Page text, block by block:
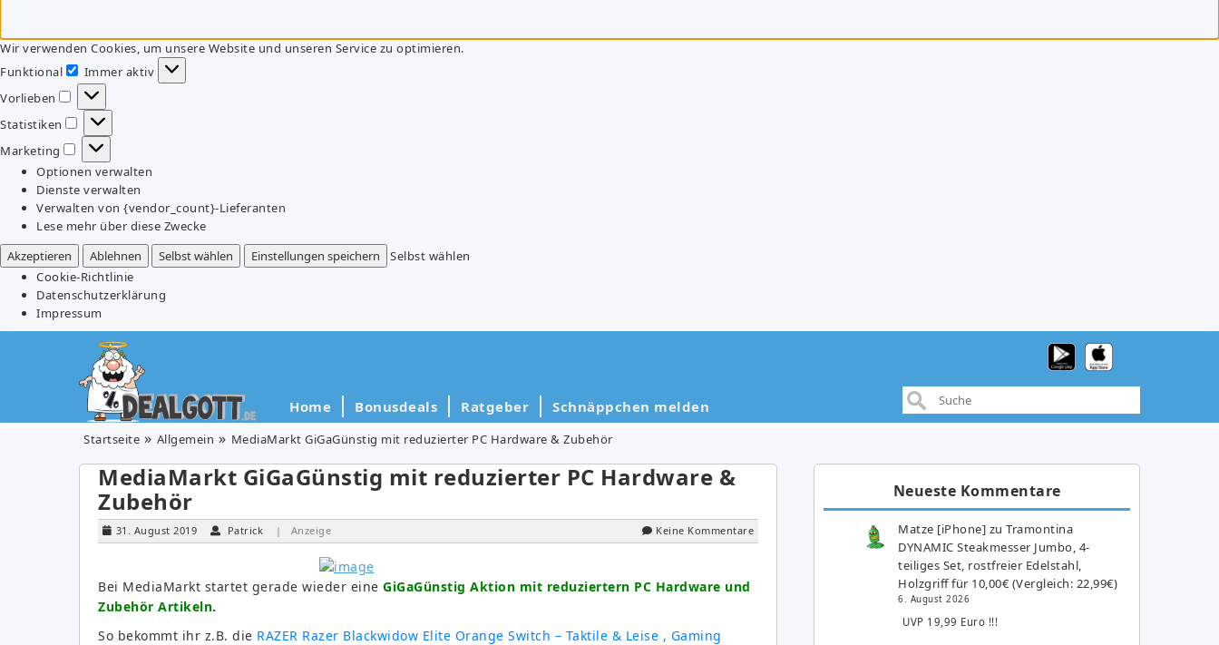
Wir verwenden Cookies, um unsere Website und unseren Service zu optimieren.
Funktional
Funktional
Immer aktiv
Vorlieben
Vorlieben
Statistiken
Statistiken
Marketing
Marketing
Optionen verwalten
Dienste verwalten
Verwalten von {vendor_count}-Lieferanten
Lese mehr über diese Zwecke
Akzeptieren
Ablehnen Selbst wählen Einstellungen speichern
Selbst wählen
Cookie-Richtlinie
Datenschutzerklärung
Impressum
Home Bonusdeals Ratgeber Schnäppchen melden
Startseite Allgemein MediaMarkt GiGaGünstig mit reduzierter PC Hardware & Zubehör
MediaMarkt GiGaGünstig mit reduzierter PC Hardware &
Zubehör
31. August 2019 Patrick | Anzeige Keine Kommentare
Bei MediaMarkt startet gerade wieder eine GiGaGünstig Aktion mit reduziertern PC Hardware und
Zubehör Artikeln.
So bekommt ihr z.B. die RAZER Razer Blackwidow Elite Orange Switch – Taktile & Leise , Gaming
Neueste Kommentare
Matze [iPhone] zuTramontina
DYNAMIC Steakmesser Jumbo, 4-
teiliges Set, rostfreier Edelstahl,
Holzgriff für 10,00€ (Vergleich: 22,99€)
6. August 2026
UVP 19,99 Euro !!!